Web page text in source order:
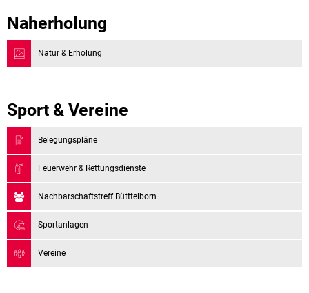
Naherholung
Natur & Erholung
Sport & Vereine
Belegungspläne
Feuerwehr & Rettungsdienste
Nachbarschaftstreff Bütttelborn
Sportanlagen
Vereine